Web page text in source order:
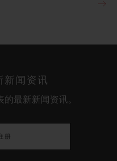
新闻资讯
最新新闻资讯。
册